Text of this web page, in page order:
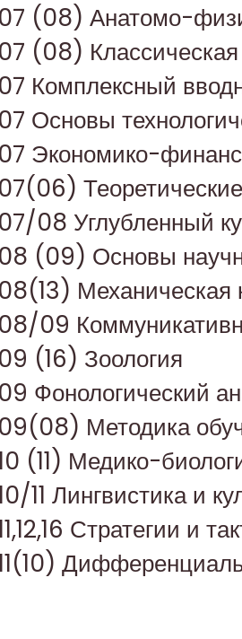
(08) Анатомо-
(08)
Комплексный
Основы
Экономико-
08 Углубленный
(09) Основы
Механическая
09
(16) Зоология
Фонологический
Методика
(11) Медико-
11 Лингвистика и
Стратегии и